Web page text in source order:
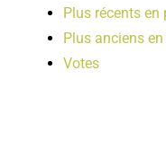
Plus récents en
Plus anciens
Votes